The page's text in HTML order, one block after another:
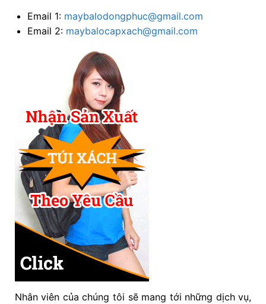
Email 1: maybalodongphuc@gmail.com
Email 2: maybalocapxach@gmail.com
Nhân viên của chúng tôi sẽ mang tới những dịch vụ,